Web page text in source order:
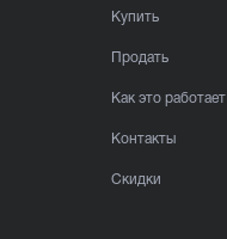
Купить
Продать
Как это работает
Контакты
Скидки